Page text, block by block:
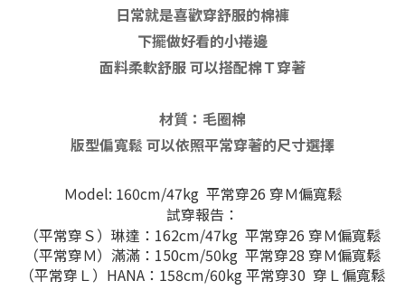
日常就是喜歡穿舒服的棉褲
下擺做好看的小捲邊
面料柔軟舒服 可以搭配棉Ｔ穿著
材質：毛圈棉
版型偏寬鬆 可以依照平常穿著的尺寸選擇
Ｍodel: 160cm/47kg 平常穿26 穿Ｍ偏寬鬆
試穿報告：
（平常穿Ｓ）琳達：162cm/47kg 平常穿26 穿Ｍ偏寬鬆
（平常穿Ｍ）滿滿：150cm/50kg 平常穿28 穿Ｍ偏寬鬆
（平常穿Ｌ）HANA：158cm/60kg 平常穿30 穿Ｌ偏寬鬆